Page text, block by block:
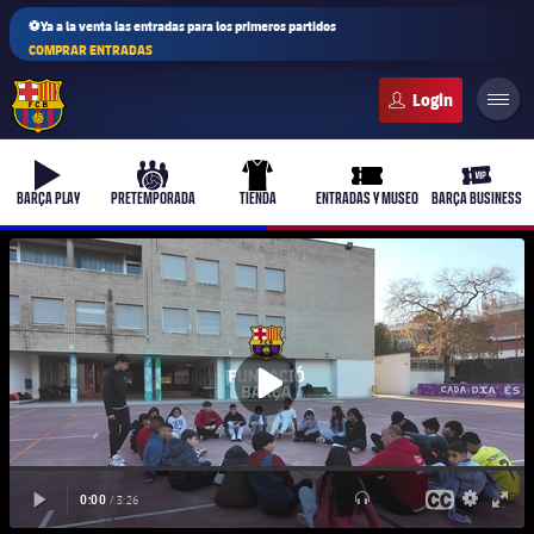
⚽Ya a la venta las entradas para los primeros partidos
COMPRAR ENTRADAS
b-play
BARÇA PLAY
culers-ball
PRETEMPORADA
uniform
TIENDA
ticket-full
ENTRADAS Y MUSEO
ticket-
BARÇA BUSINESS
PLUSICON
MÁS
Primer equipo
Femenino
plusicon
más
Actualidad
Barça Atlètic
plusicon
más